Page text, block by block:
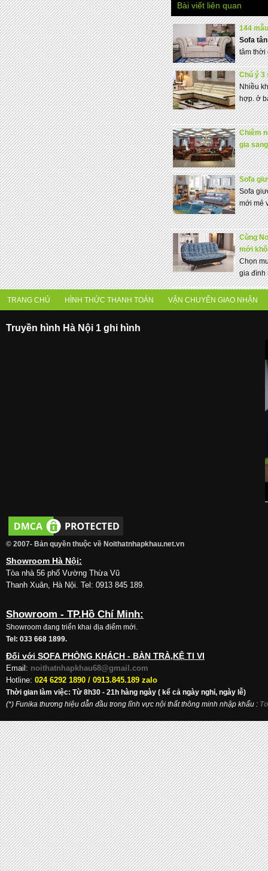
Bài viết liên quan
144
Sofa
tâm thời
Chú ý 3
Nhiều
hợp. ở
Chiêm
gia
Sofa
Sofa
mới mẻ
Cùng
mới
Chọn
gia đình
TRANG CHỦ HÌNH THỨC THANH TOÁN VẬN CHUYỂN GIAO NHẬN
Truyền hình Hà Nội 1 ghi hình
© 2007- Bản quyền thuộc về Noithatnhapkhau.net.vn
Showroom Hà Nội:
Tòa nhà 56 phố Vường Thừa Vũ
Thanh Xuân, Hà Nội. Tel: 0913 845 189.
Showroom - TP.Hồ Chí Minh:
Showroom đang triển khai địa điểm mới.
Tel: 033 668 1899.
Đối với SOFA PHÒNG KHÁCH - BÀN TRÀ,KỆ TI VI
Email: noithatnhapkhau68@gmail.com
Hotline: 024 6292 1890 / 0913.845.189 zalo
Thời gian làm việc: Từ 8h30 - 21h hàng ngày ( kể cả ngày nghỉ, ngày lễ)
(*) Funika thương hiệu dẫn đầu trong lĩnh vực nội thất thông minh nhập khẩu :